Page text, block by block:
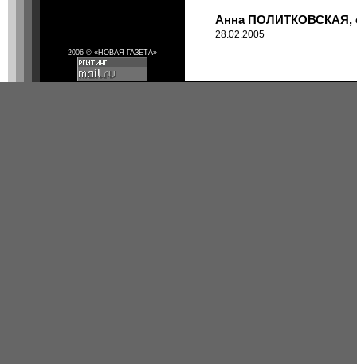
Анна ПОЛИТКОВСКАЯ,
28.02.2005
2006 © «НОВАЯ ГАЗЕТА»